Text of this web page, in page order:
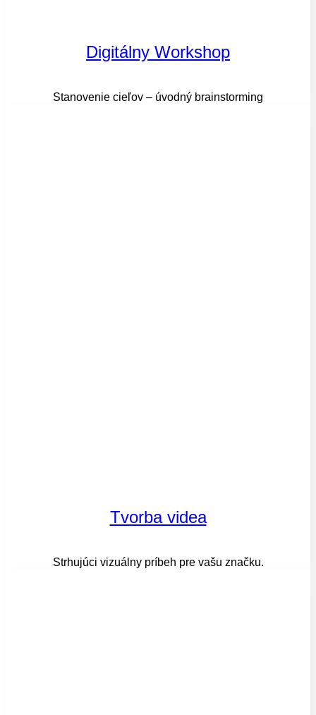
Digitálny Workshop
Stanovenie cieľov – úvodný brainstorming
Tvorba videa
Strhujúci vizuálny príbeh pre vašu značku.